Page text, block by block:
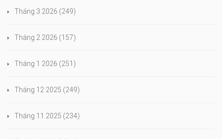
Tháng 3 2026 (249)
Tháng 2 2026 (157)
Tháng 1 2026 (251)
Tháng 12 2025 (249)
Tháng 11 2025 (234)